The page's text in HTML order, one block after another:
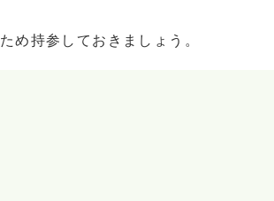
め持参しておきましょう。